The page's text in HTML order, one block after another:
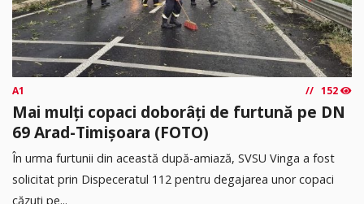
A1 152
Mai mulți copaci doborâți de furtună pe DN
69 Arad-Timișoara (FOTO)
În urma furtunii din această după-amiază, SVSU Vinga a fost
solicitat prin Dispeceratul 112 pentru degajarea unor copaci
căzuți pe...